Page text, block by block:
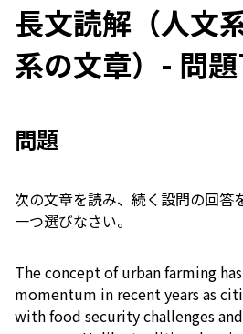
長文読解（人文
系の文章）- 問
問題
次の文章を読み、続く設問の回答
一つ選びなさい。
The concept of urban farming
momentum in recent years as
with food security challenges